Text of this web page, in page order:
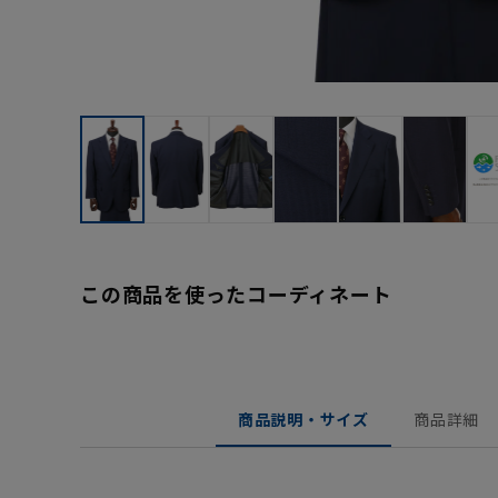
この商品を使ったコーディネート
商品説明・サイズ 商品詳細